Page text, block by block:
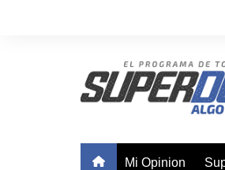
Mi Opinion